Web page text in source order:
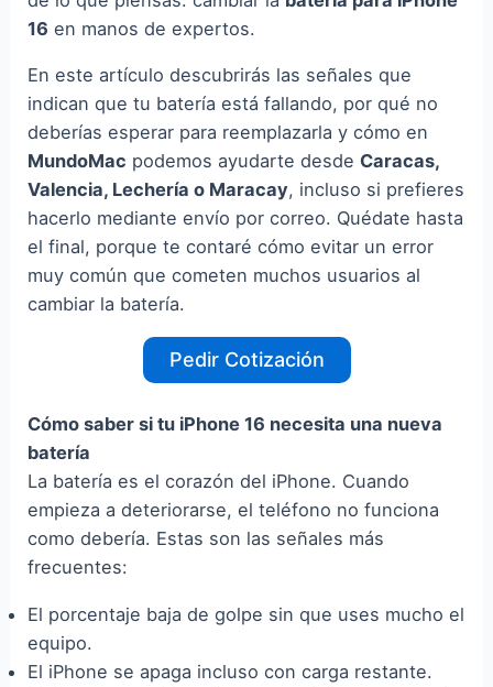
16 en manos de expertos.
En este artículo descubrirás las señales que
indican que tu batería está fallando, por qué no
deberías esperar para reemplazarla y cómo en
MundoMac podemos ayudarte desdeCaracas,
Valencia, Lechería o Maracay, incluso si prefieres
hacerlo mediante envío por correo. Quédate hasta
el final, porque te contaré cómo evitar un error
muy común que cometen muchos usuarios al
cambiar la batería.
Pedir Cotización
Cómo saber si tu iPhone 16 necesita una nueva
batería
La batería es el corazón del iPhone. Cuando
empieza a deteriorarse, el teléfono no funciona
como debería. Estas son las señales más
frecuentes:
El porcentaje baja de golpe sin que uses mucho el
equipo.
El iPhone se apaga incluso con carga restante.